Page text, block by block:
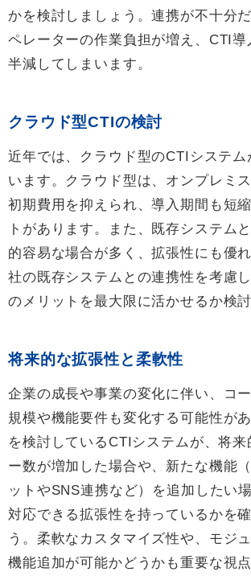
かを検討しましょう。連携が不十分
ペレーターの作業負担が増え、CTI
半減してしまいます。
クラウド型CTIの検討
近年では、クラウド型のCTIシステム
います。クラウド型は、オンプレミ
初期費用を抑えられ、導入期間も短
トがあります。また、既存システム
的容易な場合が多く、拡張性にも優
社の既存システムとの連携性を考慮
のメリットを最大限に活かせるか検討
将来的な拡張性と柔軟性
企業の成長や事業の変化に伴い、コ
規模や機能要件も変化する可能性が
を検討しているCTIシステムが、将来
ー数が増加した場合や、新たな機能
ットやSNS連携など）を追加したい
対応できる拡張性を持っているかを
う。柔軟なカスタマイズ性や、モジ
機能追加が可能かどうかも重要な視点